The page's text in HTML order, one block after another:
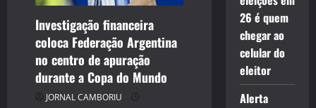
Investigação financeira
coloca Federação Argentina
no centro de apuração
durante a Copa do Mundo
JORNAL CAMBORIU
26 é quem
chegar ao
celular do
eleitor
Alerta